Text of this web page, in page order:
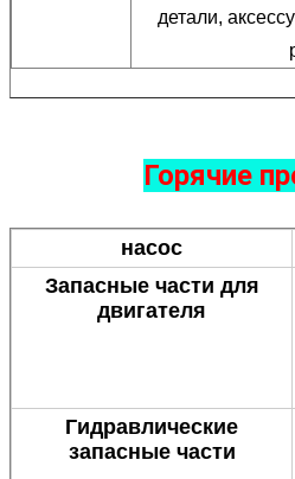
детали,
Горячие
насос
Запасные части для
двигателя
Гидравлические
запасные части